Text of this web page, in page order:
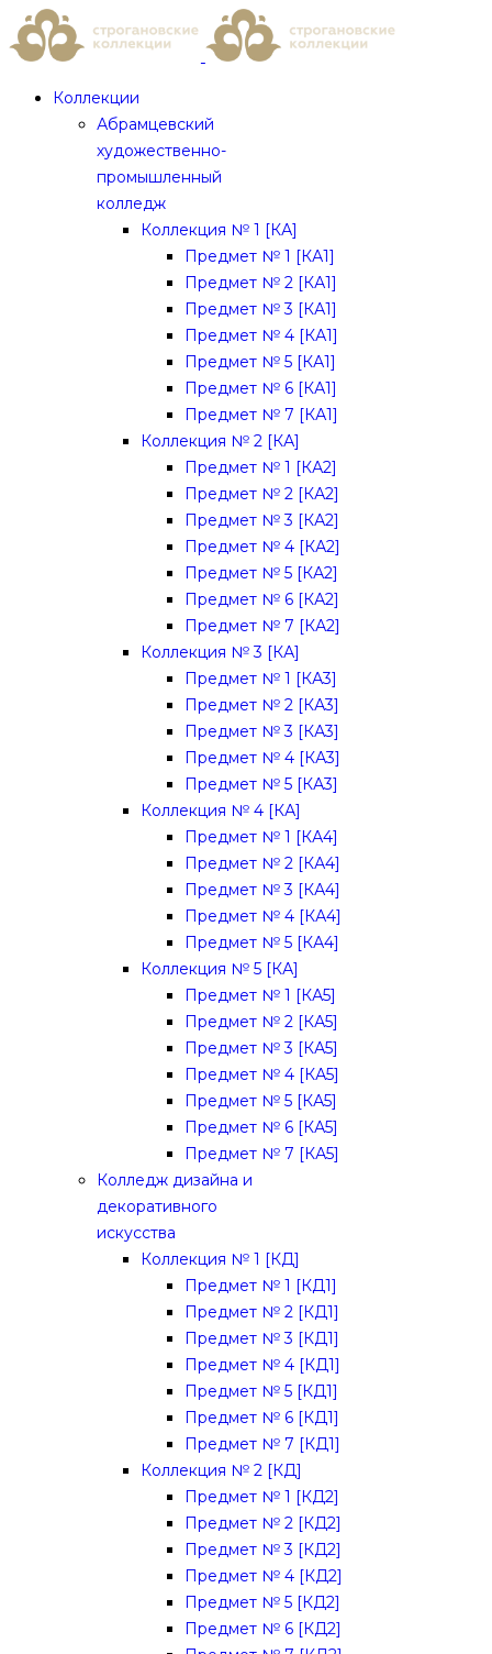
Коллекции
Абрамцевский
художественно-
промышленный
колледж
Коллекция № 1 [КА]
Предмет № 1 [КА1]
Предмет № 2 [КА1]
Предмет № 3 [КА1]
Предмет № 4 [КА1]
Предмет № 5 [КА1]
Предмет № 6 [КА1]
Предмет № 7 [КА1]
Коллекция № 2 [КА]
Предмет № 1 [КА2]
Предмет № 2 [КА2]
Предмет № 3 [КА2]
Предмет № 4 [КА2]
Предмет № 5 [КА2]
Предмет № 6 [КА2]
Предмет № 7 [КА2]
Коллекция № 3 [КА]
Предмет № 1 [КА3]
Предмет № 2 [КА3]
Предмет № 3 [КА3]
Предмет № 4 [КА3]
Предмет № 5 [КА3]
Коллекция № 4 [КА]
Предмет № 1 [КА4]
Предмет № 2 [КА4]
Предмет № 3 [КА4]
Предмет № 4 [КА4]
Предмет № 5 [КА4]
Коллекция № 5 [КА]
Предмет № 1 [КА5]
Предмет № 2 [КА5]
Предмет № 3 [КА5]
Предмет № 4 [КА5]
Предмет № 5 [КА5]
Предмет № 6 [КА5]
Предмет № 7 [КА5]
Колледж дизайна и
декоративного
искусства
Коллекция № 1 [КД]
Предмет № 1 [КД1]
Предмет № 2 [КД1]
Предмет № 3 [КД1]
Предмет № 4 [КД1]
Предмет № 5 [КД1]
Предмет № 6 [КД1]
Предмет № 7 [КД1]
Коллекция № 2 [КД]
Предмет № 1 [КД2]
Предмет № 2 [КД2]
Предмет № 3 [КД2]
Предмет № 4 [КД2]
Предмет № 5 [КД2]
Предмет № 6 [КД2]